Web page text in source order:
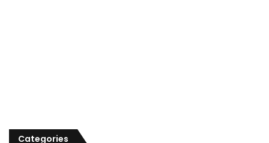
Categories